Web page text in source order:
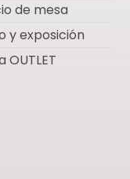
de mesa
y exposición
OUTLET